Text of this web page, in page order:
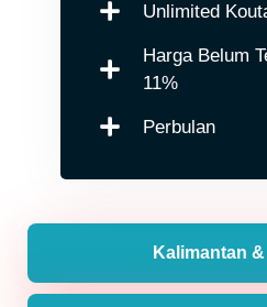
Kalimantan
Unlimited
Harga Belum
11%
Perbulan